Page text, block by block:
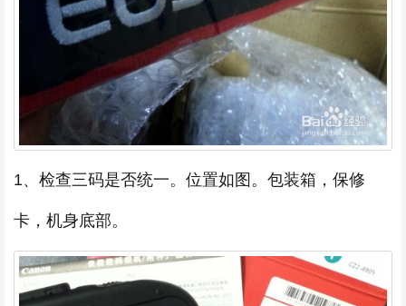
1、检查三码是否统一。位置如图。包装箱，保修
卡，机身底部。